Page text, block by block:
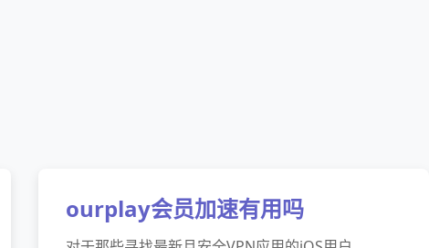
ourplay会员加速有用吗